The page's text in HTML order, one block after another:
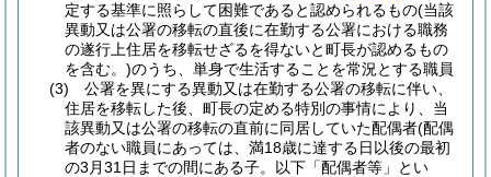
定する基準に照らして困難であると認められるもの(当該
異動又は公署の移転の直後に在勤する公署における職務
の遂行上住居を移転せざるを得ないと町長が認めるもの
を含む。)のうち、単身で生活することを常況とする職員
(3)
公署を異にする異動又は在勤する公署の移転に伴い、
住居を移転した後、町長の定める特別の事情により、当
該異動又は公署の移転の直前に同居していた配偶者(配偶
者のない職員にあっては、満18歳に達する日以後の最初
の3月31日までの間にある子。以下「配偶者等」とい